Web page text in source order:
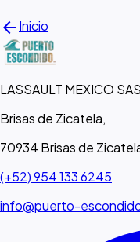
arrow_back Inicio
LASSAULT MEXICO
Brisas de Zicatela,
70934 Brisas de
(+52) 954 133 6245
info@puerto-